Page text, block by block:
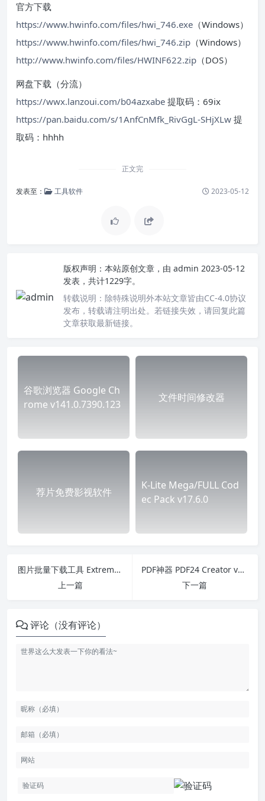
官方下载
https://www.hwinfo.com/files/hwi_746.exe （Windows）
https://www.hwinfo.com/files/hwi_746.zip （Windows）
http://www.hwinfo.com/files/HWINF622.zip （DOS）
网盘下载（分流）
https://wwx.lanzoui.com/b04azxabe 提取码：69ix
https://pan.baidu.com/s/1AnfCnMfk_RivGgL-SHjXLw 提
取码：hhhh
正文完
发表至： 工具软件 2023-05-12
版权声明： 本站原创文章，由 admin 2023-05-12
发表，共计1229字。
转载说明： 除特殊说明外本站文章皆由CC-4.0协议
发布，转载请注明出处。若链接失效，请回复此篇
文章获取最新链接。
谷歌浏览器 Google Ch
rome v141.0.7390.123
文件时间修改器
荐片免费影视软件
K-Lite Mega/FULL Cod
ec Pack v17.6.0
图片批量下载工具 Extreme Picture Finder v3.64.3
上一篇
PDF神器 PDF24 Creator v11.12.0
下一篇
评论（没有评论）